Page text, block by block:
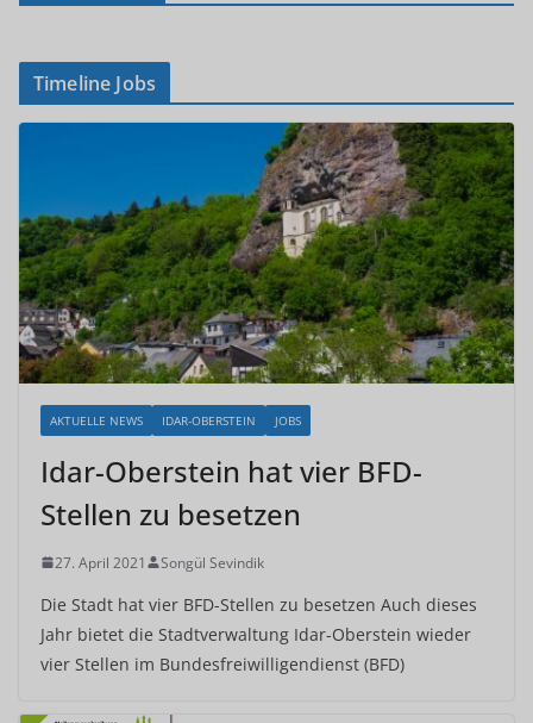
Timeline Jobs
AKTUELLE NEWS IDAR-OBERSTEIN JOBS
Idar-Oberstein hat vier BFD-
Stellen zu besetzen
27. April 2021 Songül Sevindik
Die Stadt hat vier BFD-Stellen zu besetzen Auch dieses
Jahr bietet die Stadtverwaltung Idar-Oberstein wieder
vier Stellen im Bundesfreiwilligendienst (BFD)